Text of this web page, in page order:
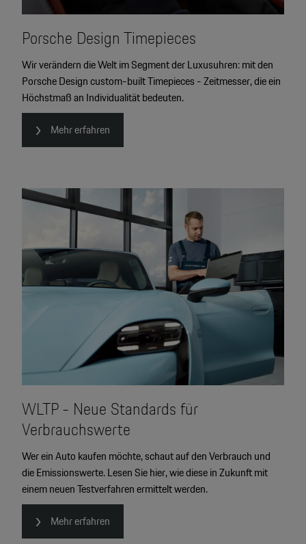
Porsche Design Timepieces
Wir verändern die Welt im Segment der Luxusuhren: mit den
Porsche Design custom-built Timepieces - Zeitmesser, die ein
Höchstmaß an Individualität bedeuten.
Mehr erfahren
WLTP - Neue Standards für
Verbrauchswerte
Wer ein Auto kaufen möchte, schaut auf den Verbrauch und
die Emissionswerte. Lesen Sie hier, wie diese in Zukunft mit
einem neuen Testverfahren ermittelt werden.
Mehr erfahren